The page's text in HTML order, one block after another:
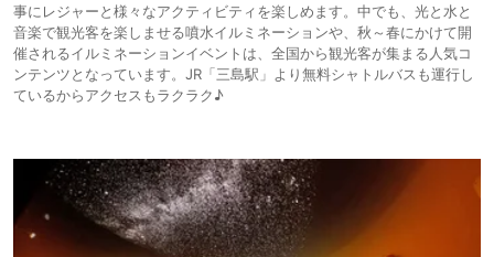
事にレジャーと様々なアクティビティを楽しめます。中でも、光と水と
音楽で観光客を楽しませる噴水イルミネーションや、秋～春にかけて開
催されるイルミネーションイベントは、全国から観光客が集まる人気コ
ンテンツとなっています。JR「三島駅」より無料シャトルバスも運行し
ているからアクセスもラクラク♪